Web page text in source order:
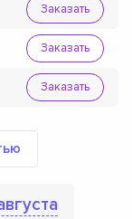
Заказать
Заказать
Заказать